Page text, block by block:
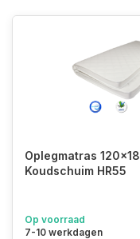
Oplegmatras
Koudschuim HR55
Op voorraad
7-10 werkdagen